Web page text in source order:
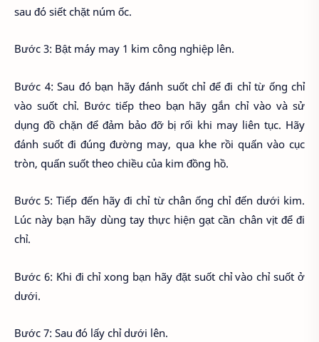
sau đó siết chặt núm ốc.
Bước 3: Bật máy may 1 kim công nghiệp lên.
Bước 4: Sau đó bạn hãy đánh suốt chỉ để đi chỉ từ ống chỉ
vào suốt chỉ. Bước tiếp theo bạn hãy gắn chỉ vào và sử
dụng đồ chặn để đảm bảo đỡ bị rối khi may liên tục. Hãy
đánh suốt đi đúng đường may, qua khe rồi quấn vào cục
tròn, quấn suốt theo chiều của kim đồng hồ.
Bước 5: Tiếp đến hãy đi chỉ từ chân ống chỉ đến dưới kim.
Lúc này bạn hãy dùng tay thực hiện gạt cần chân vịt để đi
chỉ.
Bước 6: Khi đi chỉ xong bạn hãy đặt suốt chỉ vào chỉ suốt ở
dưới.
Bước 7: Sau đó lấy chỉ dưới lên.